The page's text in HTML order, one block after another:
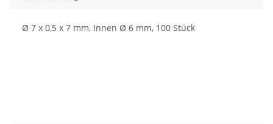
Ø 7 x 0,5 x 7 mm, Innen Ø 6 mm, 100 Stück